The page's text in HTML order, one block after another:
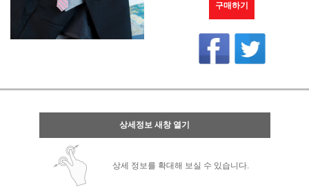
구매하기
상세정보 새창 열기
상세 정보를 확대해 보실 수 있습니다.